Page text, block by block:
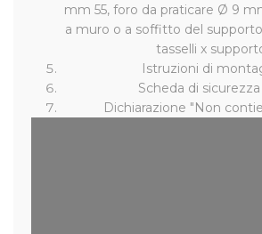
mm 55, foro da praticare Ø 9
a muro o a soffitto del
tasselli x
Istruzioni di
Scheda di
Dichiarazione "Non